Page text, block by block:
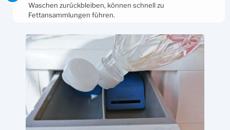
Waschen zurückbleiben, können schnell zu
Fettansammlungen führen.